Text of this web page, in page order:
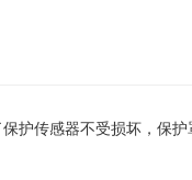
护传感器不受损坏，保护